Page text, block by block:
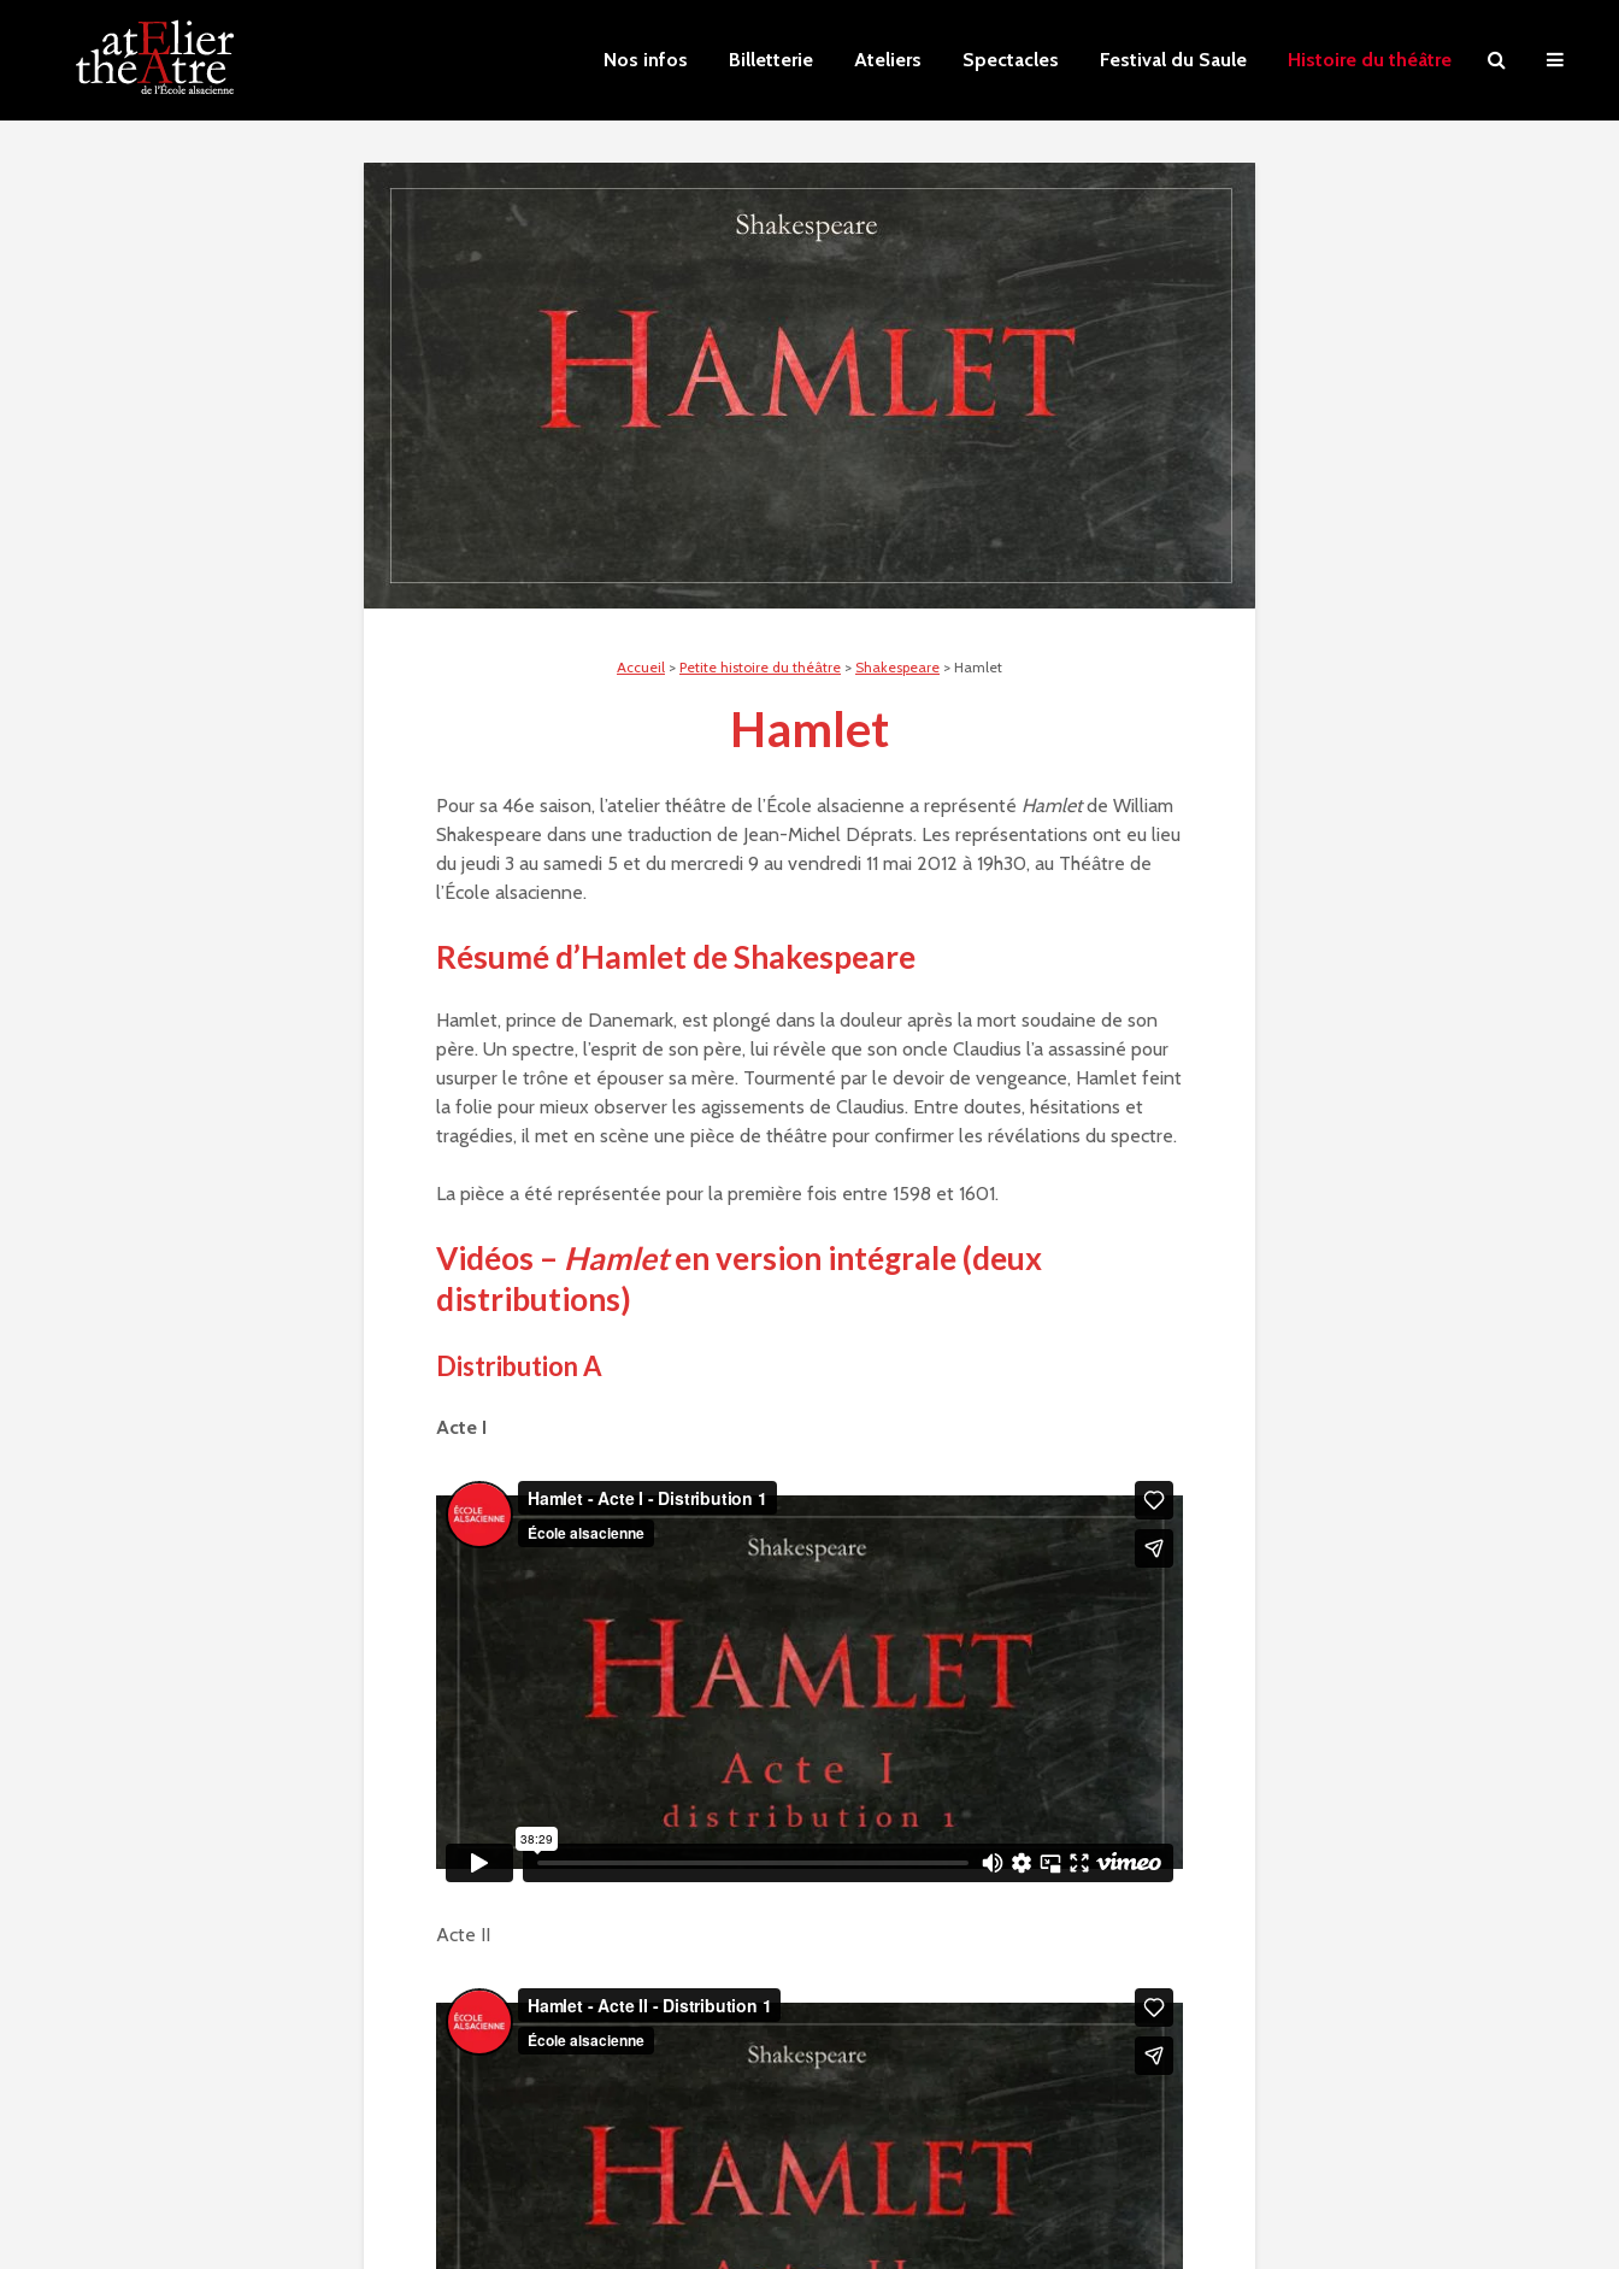
Nos infos Billetterie Ateliers Spectacles Festival du Saule Histoire du théâtre
Accueil > Petite histoire du théâtre > Shakespeare > Hamlet
Hamlet
Pour sa 46e saison, l’atelier théâtre de l’École alsacienne a représenté Hamletde William
Shakespeare dans une traduction de Jean-Michel Déprats. Les représentations ont eu lieu
du jeudi 3 au samedi 5 et du mercredi 9 au vendredi 11 mai 2012 à 19h30, au Théâtre de
l’École alsacienne.
Résumé d’Hamlet de Shakespeare
Hamlet, prince de Danemark, est plongé dans la douleur après la mort soudaine de son
père. Un spectre, l’esprit de son père, lui révèle que son oncle Claudius l’a assassiné pour
usurper le trône et épouser sa mère. Tourmenté par le devoir de vengeance, Hamlet feint
la folie pour mieux observer les agissements de Claudius. Entre doutes, hésitations et
tragédies, il met en scène une pièce de théâtre pour confirmer les révélations du spectre.
La pièce a été représentée pour la première fois entre 1598 et 1601.
Vidéos – Hamleten version intégrale (deux
distributions)
Distribution A
Acte I
Acte II